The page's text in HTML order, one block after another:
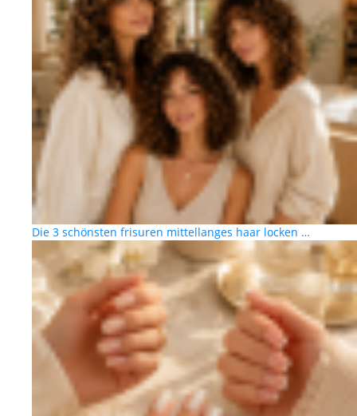
Die 3 schönsten frisuren mittellanges haar locken …